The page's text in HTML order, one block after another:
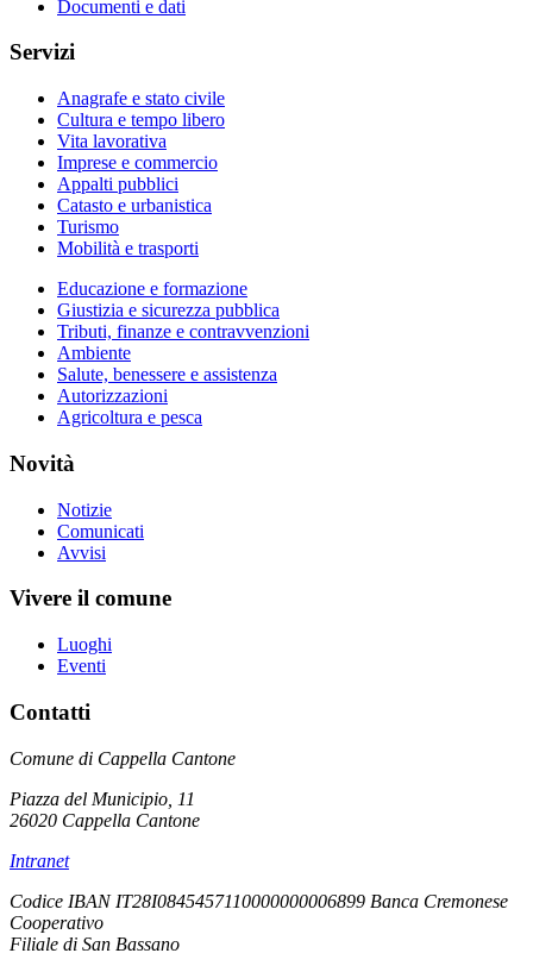
Documenti e dati
Servizi
Anagrafe e stato civile
Cultura e tempo libero
Vita lavorativa
Imprese e commercio
Appalti pubblici
Catasto e urbanistica
Turismo
Mobilità e trasporti
Educazione e formazione
Giustizia e sicurezza pubblica
Tributi, finanze e contravvenzioni
Ambiente
Salute, benessere e assistenza
Autorizzazioni
Agricoltura e pesca
Novità
Notizie
Comunicati
Avvisi
Vivere il comune
Luoghi
Eventi
Contatti
Comune di Cappella Cantone
Piazza del Municipio, 11
26020 Cappella Cantone
Intranet
Codice IBAN IT28I0845457110000000006899 Banca Cremonese
Cooperativo
Filiale di San Bassano